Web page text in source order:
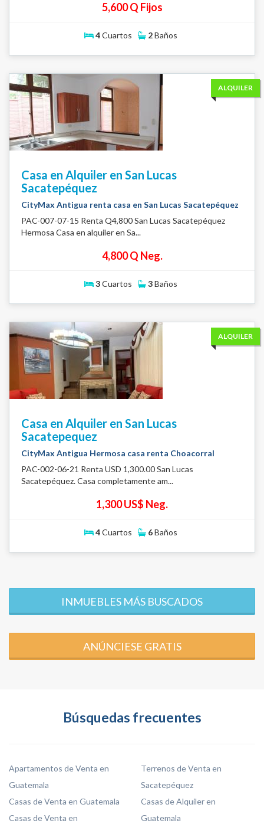
5,600 Q Fijos
4Cuartos 2Baños
ALQUILER
Casa en Alquiler en San Lucas
Sacatepéquez
CityMax Antigua renta casa en San Lucas Sacatepéquez
PAC-007-07-15 Renta Q4,800 San Lucas Sacatepéquez
Hermosa Casa en alquiler en Sa...
4,800 Q Neg.
3Cuartos 3Baños
ALQUILER
Casa en Alquiler en San Lucas
Sacatepequez
CityMax Antigua Hermosa casa renta Choacorral
PAC-002-06-21 Renta USD 1,300.00 San Lucas
Sacatepéquez. Casa completamente am...
1,300 US$ Neg.
4Cuartos 6Baños
INMUEBLES MÁS BUSCADOS
ANÚNCIESE GRATIS
Búsquedas frecuentes
Apartamentos de Venta en
Guatemala
Casas de Venta en Guatemala
Casas de Venta en
Terrenos de Venta en
Sacatepéquez
Casas de Alquiler en
Guatemala